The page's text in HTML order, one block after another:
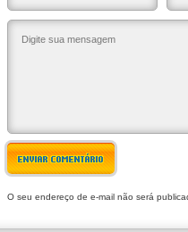
ENVIAR COMENTÁRIO
O seu endereço de e-mail não será